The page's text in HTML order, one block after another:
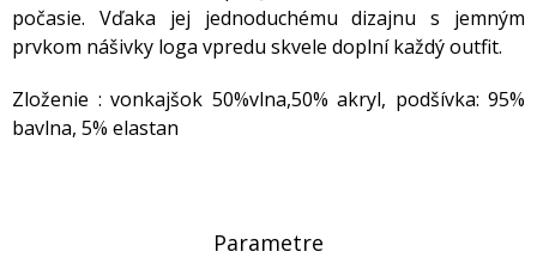
počasie. Vďaka jej jednoduchému dizajnu s jemným
prvkom nášivky loga vpredu skvele doplní každý outfit.
Zloženie : vonkajšok 50%vlna,50% akryl, podšívka: 95%
bavlna, 5% elastan
Parametre